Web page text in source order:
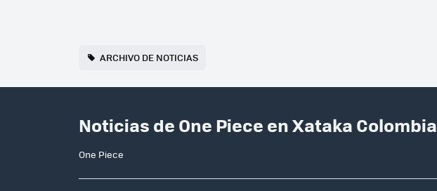
ARCHIVO DE NOTICIAS
Noticias de One Piece en Xataka Colombia
One Piece